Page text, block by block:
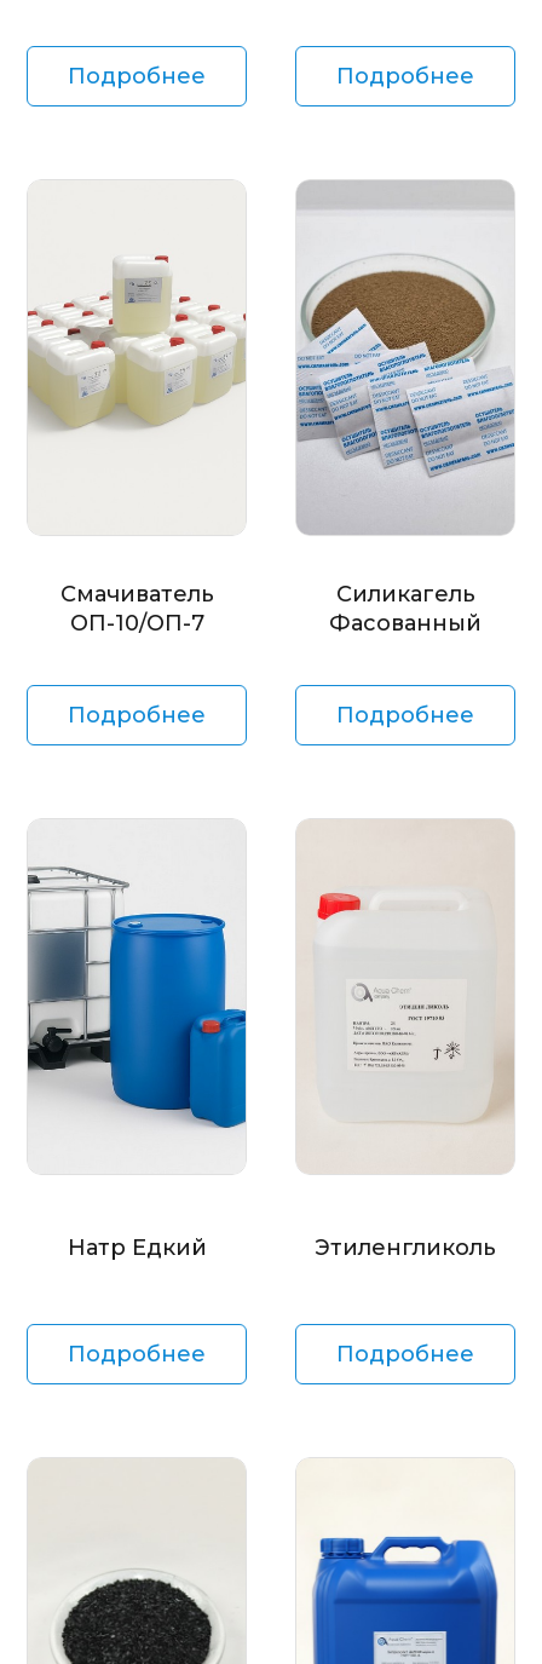
Подробнее Подробнее
Смачиватель
ОП-10/ОП-7
Подробнее
Силикагель
Фасованный
Подробнее
Натр Едкий
Подробнее
Этиленгликоль
Подробнее